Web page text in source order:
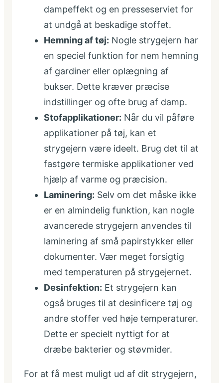
dampeffekt og en presseserviet for
at undgå at beskadige stoffet.
Hemning af tøj: Nogle strygejern har
en speciel funktion for nem hemning
af gardiner eller oplægning af
bukser. Dette kræver præcise
indstillinger og ofte brug af damp.
Stofapplikationer: Når du vil påføre
applikationer på tøj, kan et
strygejern være ideelt. Brug det til at
fastgøre termiske applikationer ved
hjælp af varme og præcision.
Laminering: Selv om det måske ikke
er en almindelig funktion, kan nogle
avancerede strygejern anvendes til
laminering af små papirstykker eller
dokumenter. Vær meget forsigtig
med temperaturen på strygejernet.
Desinfektion: Et strygejern kan
også bruges til at desinficere tøj og
andre stoffer ved høje temperaturer.
Dette er specielt nyttigt for at
dræbe bakterier og støvmider.
For at få mest muligt ud af dit strygejern,